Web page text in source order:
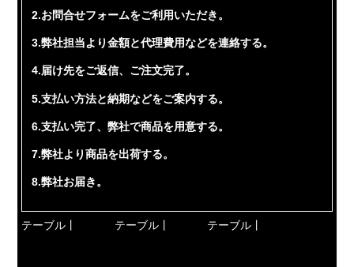
2.お問合せフォームをご利用いただき。
3.弊社担当より金額と代理費用などを連絡する。
4.届け先をご返信、ご注文完了。
5.支払い方法と納期などをご案内する。
6.支払い完了、弊社で商品を用意する。
7.弊社より商品を出荷する。
8.弊社お届き。
テーブル丨 テーブル丨 テーブル丨